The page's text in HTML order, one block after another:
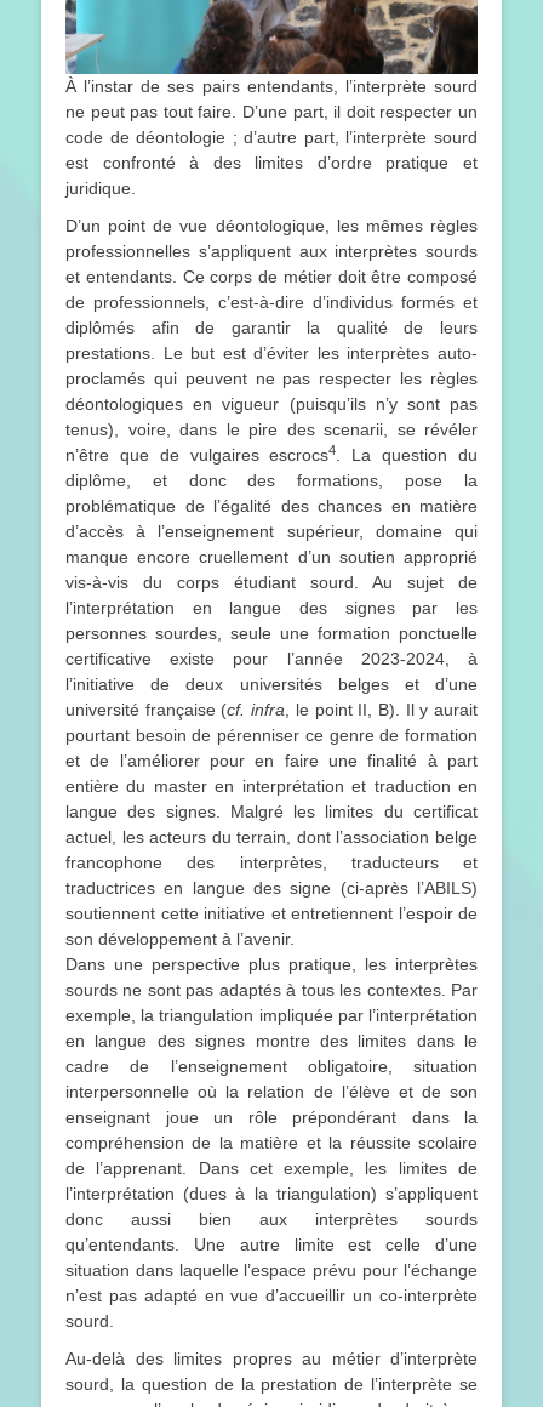
À l’instar de ses pairs entendants, l’interprète sourd
ne peut pas tout faire. D’une part, il doit respecter un
code de déontologie ; d’autre part, l’interprète sourd
est confronté à des limites d’ordre pratique et
juridique.
D’un point de vue déontologique, les mêmes règles
professionnelles s’appliquent aux interprètes sourds
et entendants. Ce corps de métier doit être composé
de professionnels, c’est-à-dire d’individus formés et
diplômés afin de garantir la qualité de leurs
prestations. Le but est d’éviter les interprètes auto-
proclamés qui peuvent ne pas respecter les règles
déontologiques en vigueur (puisqu’ils n’y sont pas
tenus), voire, dans le pire des scenarii, se révéler
n’être que de vulgaires escrocs4
. La question du
diplôme, et donc des formations, pose la
problématique de l’égalité des chances en matière
d’accès à l’enseignement supérieur, domaine qui
manque encore cruellement d’un soutien approprié
vis-à-vis du corps étudiant sourd. Au sujet de
l’interprétation en langue des signes par les
personnes sourdes, seule une formation ponctuelle
certificative existe pour l’année 2023-2024, à
l’initiative de deux universités belges et d’une
université française (cf. infra , le point II, B). Il y aurait
pourtant besoin de pérenniser ce genre de formation
et de l’améliorer pour en faire une finalité à part
entière du master en interprétation et traduction en
langue des signes. Malgré les limites du certificat
actuel, les acteurs du terrain, dont l’association belge
francophone des interprètes, traducteurs et
traductrices en langue des signe (ci-après l’ABILS)
soutiennent cette initiative et entretiennent l’espoir de
son développement à l’avenir.
Dans une perspective plus pratique, les interprètes
sourds ne sont pas adaptés à tous les contextes. Par
exemple, la triangulation impliquée par l’interprétation
en langue des signes montre des limites dans le
cadre de l’enseignement obligatoire, situation
interpersonnelle où la relation de l’élève et de son
enseignant joue un rôle prépondérant dans la
compréhension de la matière et la réussite scolaire
de l’apprenant. Dans cet exemple, les limites de
l’interprétation (dues à la triangulation) s’appliquent
donc aussi bien aux interprètes sourds
qu’entendants. Une autre limite est celle d’une
situation dans laquelle l’espace prévu pour l’échange
n’est pas adapté en vue d’accueillir un co-interprète
sourd.
Au-delà des limites propres au métier d’interprète
sourd, la question de la prestation de l’interprète se